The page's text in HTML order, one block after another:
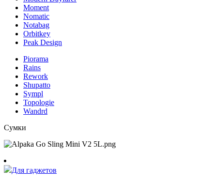
Moment
Nomatic
Notabag
Orbitkey
Peak Design
Piorama
Rains
Rework
Shupatto
Sympl
Topologie
Wandrd
Сумки
Для гаджетов